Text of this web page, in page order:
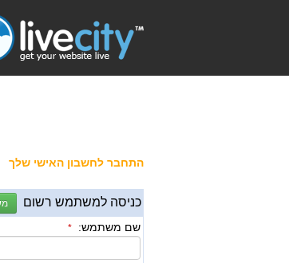
התחבר לחשבון האישי שלך